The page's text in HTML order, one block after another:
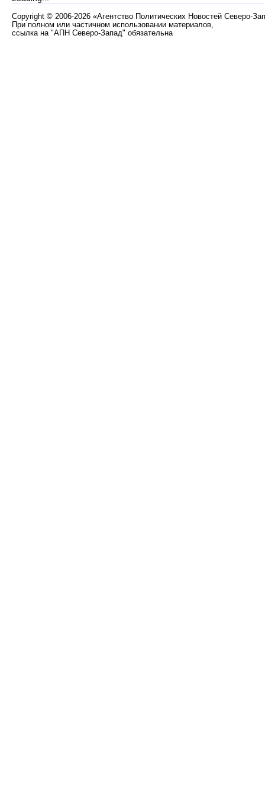
Copyright © 2006-2026 «Агентство Политических Новостей Северо-
При полном или частичном использовании материалов,
ссылка на "АПН Северо-Запад" обязательна